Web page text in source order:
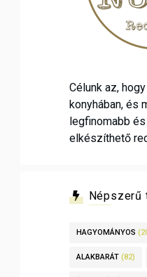
Célunk az,
konyhában, és
legfinomabb
elkészíthető
Népszerű
HAGYOMÁNYOS
ALAKBARÁT (82)